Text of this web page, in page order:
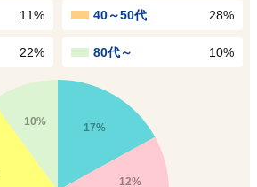
11% 40～50代 28%
22% 80代～ 10%
17%
12%
10%